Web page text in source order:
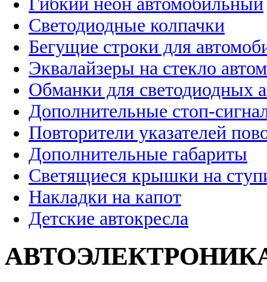
Светодиодные колпачки
Бегущие строки для
Эквалайзеры на стекло
Обманки для светодиодных
Дополнительные стоп-
Повторители указателей
Дополнительные габариты
Светящиеся крышки на
Накладки на капот
Детские автокресла